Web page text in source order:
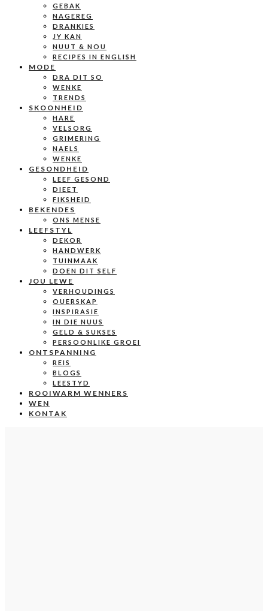
GEBAK
NAGEREG
DRANKIES
JY KAN
NUUT & NOU
RECIPES IN ENGLISH
MODE
DRA DIT SO
WENKE
TRENDS
SKOONHEID
HARE
VELSORG
GRIMERING
NAELS
WENKE
GESONDHEID
LEEF GESOND
DIEET
FIKSHEID
BEKENDES
ONS MENSE
LEEFSTYL
DEKOR
HANDWERK
TUINMAAK
DOEN DIT SELF
JOU LEWE
VERHOUDINGS
OUERSKAP
INSPIRASIE
IN DIE NUUS
GELD & SUKSES
PERSOONLIKE GROEI
ONTSPANNING
REIS
BLOGS
LEESTYD
ROOIWARM WENNERS
WEN
KONTAK